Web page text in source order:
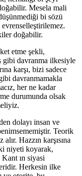
Mesela mali
bi sözü
doğabilir.
etme şekli,
gibi davranma ilkesiyle
karşı, bizi sadece
davranmamakla
her ne kadar
durumunda olsak
dolayı insan ve
Teorik
Hazzın karşısına
niyeti koyarak,
Kant ın siyasi
Herkesin ilke